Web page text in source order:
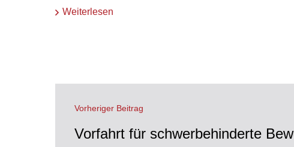
Weiterlesen
Vorheriger Beitrag
Vorfahrt für schwerbehinderte